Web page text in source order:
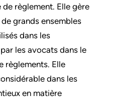
règlement. Elle gère
grands ensembles
dans les
les avocats dans le
règlements. Elle
dans les
en matière